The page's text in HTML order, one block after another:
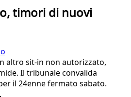
timori di nuovi
altro sit-in non autorizzato,
Il tribunale convalida
il 24enne fermato sabato.